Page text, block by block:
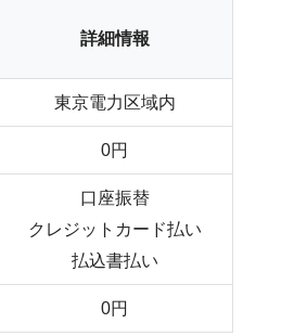
詳細情報
東京電力区域内
0円
口座振替
クレジットカード払い
払込書払い
0円